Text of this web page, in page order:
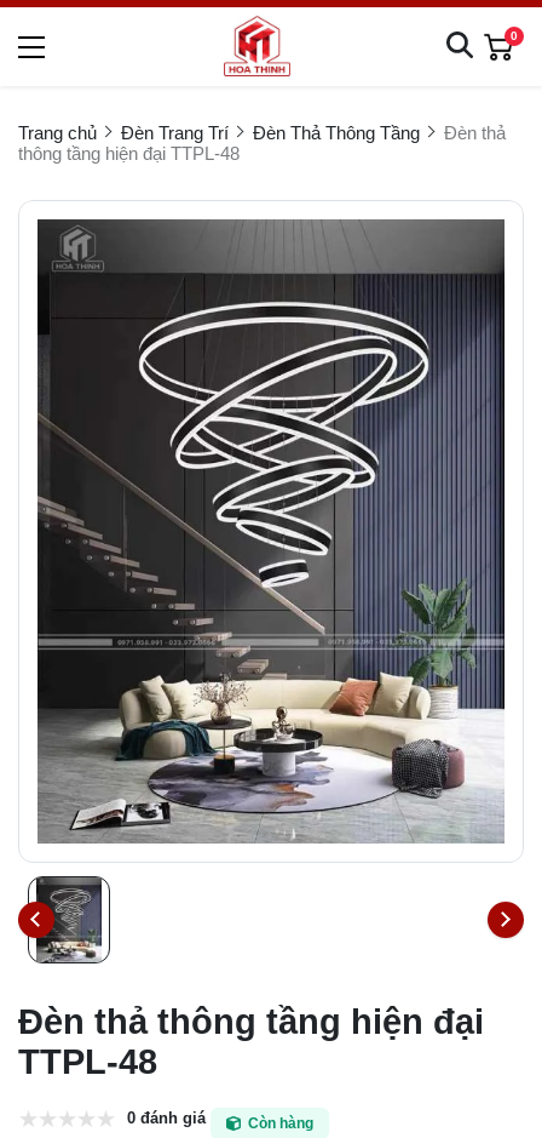
0
Trang chủ Đèn Trang Trí Đèn Thả Thông Tầng
Đèn thả
thông tầng hiện đại TTPL-48
Đèn thả thông tầng hiện đại
TTPL-48
0 đánh giá Còn hàng